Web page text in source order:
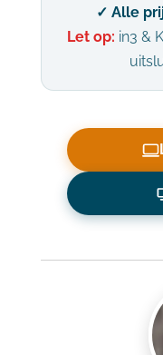
B SSD✓ Alle
Let op: in3 &